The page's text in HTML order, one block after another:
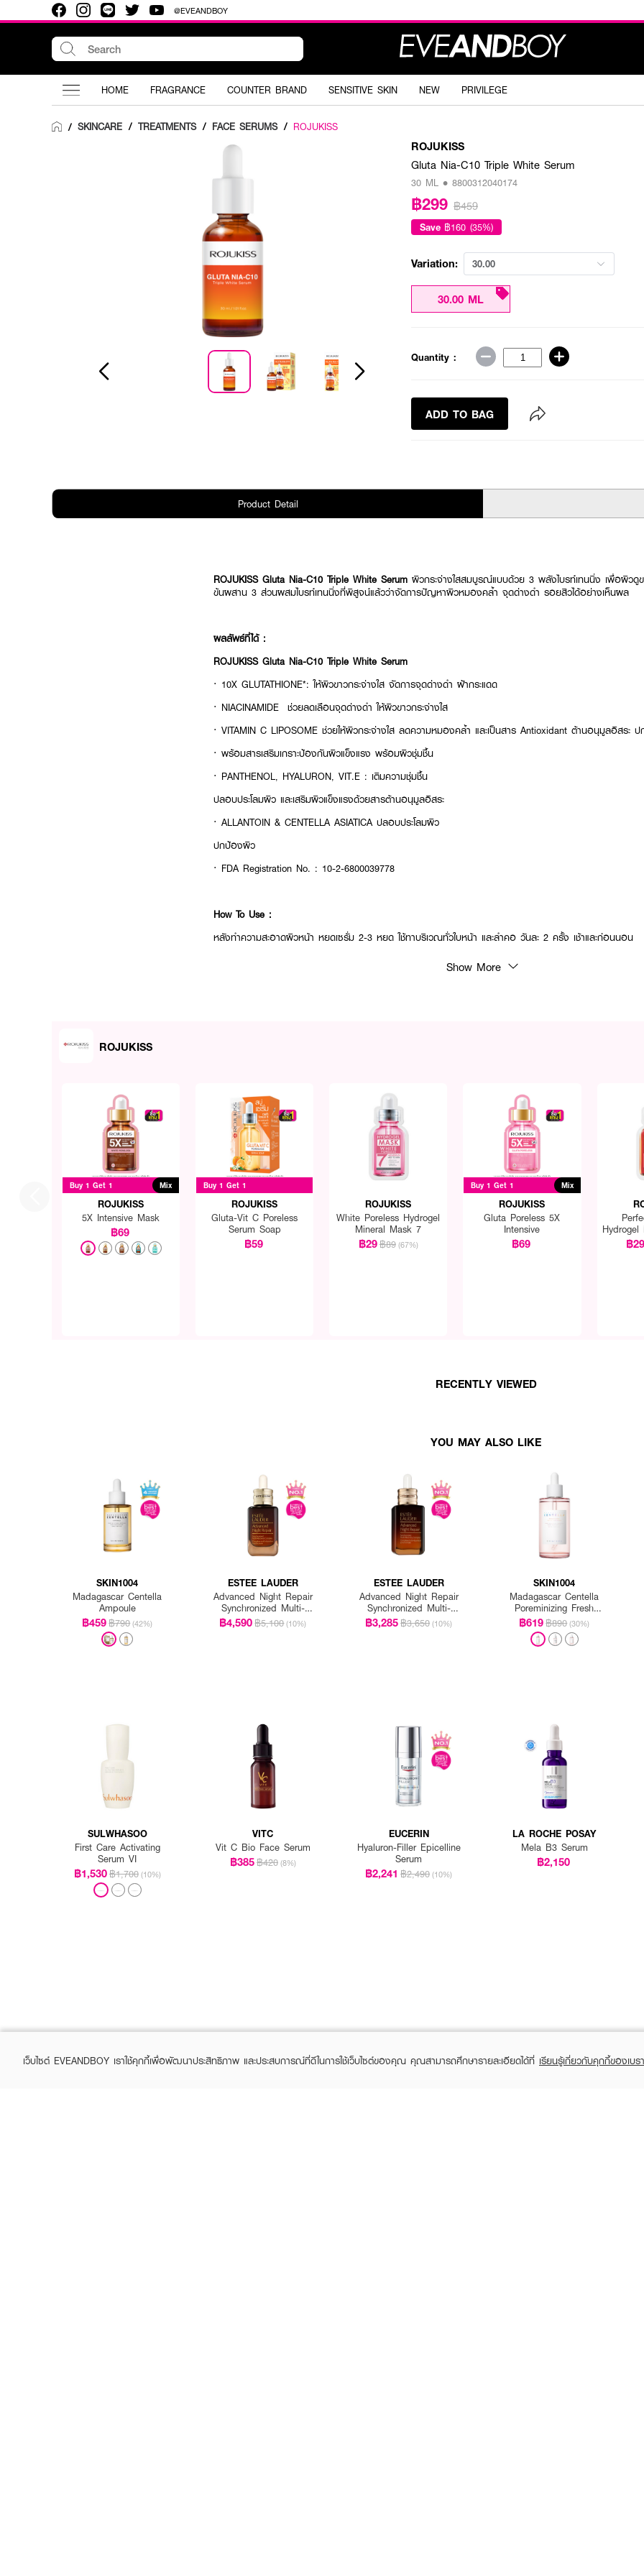
@EVEANDBOY
HOME FRAGRANCE COUNTER BRAND SENSITIVE SKIN NEW PRIVILEGE
/ SKINCARE / TREATMENTS / FACE SERUMS / ROJUKISS
ROJUKISS
Gluta Nia-C10 Triple White Serum
30 ML • 8800312040174
฿299 ฿459
Save ฿160 (35%)
Variation: 30.00
30.00 ML
Quantity :
ADD TO BAG
Product Detail
ROJUKISS Gluta Nia-C10 Triple White Serum ผิวกระจ่างใสสมบูรณ์แบบด้วย 3 พลังไบรท์เทนนิ่ง เพื่อผิวดูข
ข้นผสาน 3 ส่วนผสมไบรท์เทนนิ่งที่พิสูจน์แล้วว่าจัดการปัญหาผิวหมองคล้ำ จุดด่างดำ รอยสิวได้อย่างเห็นผล
ผลลัพธ์ที่ได้ :
ROJUKISS Gluta Nia-C10 Triple White Serum
· 10X GLUTATHIONE*: ให้ผิวขาวกระจ่างใส จัดการจุดด่างดำ ฝ้ากระแดด
· NIACINAMIDE ช่วยลดเลือนจุดด่างดำ ให้ผิวขาวกระจ่างใส
· VITAMIN C LIPOSOME ช่วยให้ผิวกระจ่างใส ลดความหมองคล้ำ และเป็นสาร Antioxidant ต้านอนุมูลอิสระ
· พร้อมสารเสริมเกราะป้องกันผิวแข็งแรง พร้อมผิวชุ่มชื้น
· PANTHENOL, HYALURON, VIT.E : เติมความชุ่มชื้น
ปลอบประโลมผิว และเสริมผิวแข็งแรงด้วยสารต้านอนุมูลอิสระ
· ALLANTOIN & CENTELLA ASIATICA ปลอบประโลมผิว
ปกป้องผิว
· FDA Registration No. : 10-2-6800039778
How To Use :
หลังทำความสะอาดผิวหน้า หยดเซรั่ม 2-3 หยด ใช้ทาบริเวณทั่วใบหน้า และลำคอ วันละ 2 ครั้ง เช้าและก่อนนอน
Show More
ROJUKISS
Buy 1 Get 1 Mix
ROJUKISS
5X Intensive Mask
฿69
Buy 1 Get 1
ROJUKISS
Gluta-Vit C Poreless
Serum Soap
฿59
ROJUKISS
White Poreless Hydrogel
Mineral Mask 7
฿29฿89 (67%)
Buy 1 Get 1 Mix
ROJUKISS
Gluta Poreless 5X
Intensive
฿69 ฿29
RECENTLY VIEWED
YOU MAY ALSO LIKE
SKIN1004
Madagascar Centella
Ampoule
฿459฿790 (42%)
ESTEE LAUDER
Advanced Night Repair
Synchronized Multi-
Recovery Complex
฿4,590฿5,100 (10%)
ESTEE LAUDER
Advanced Night Repair
Synchronized Multi-
Recovery Complex
฿3,285฿3,650 (10%)
SKIN1004
Madagascar Centella
Poreminizing Fresh
Ampoule
฿619฿890 (30%)
SULWHASOO
First Care Activating
Serum VI
฿1,530฿1,700 (10%)
VITC
Vit C Bio Face Serum
฿385฿420 (8%)
EUCERIN
Hyaluron-Filler Epicelline
Serum
฿2,241 ฿2,490 (10%)
LA ROCHE POSAY
Mela B3 Serum
฿2,150
เว็บไซต์ EVEANDBOY เราใช้คุกกี้เพื่อพัฒนาประสิทธิภาพ และประสบการณ์ที่ดีในการใช้เว็บไซต์ของคุณ คุณสามารถศึกษารายละเอียดได้ที่ เรียนรู้เกี่ยวกับคุกกี้ของเบร